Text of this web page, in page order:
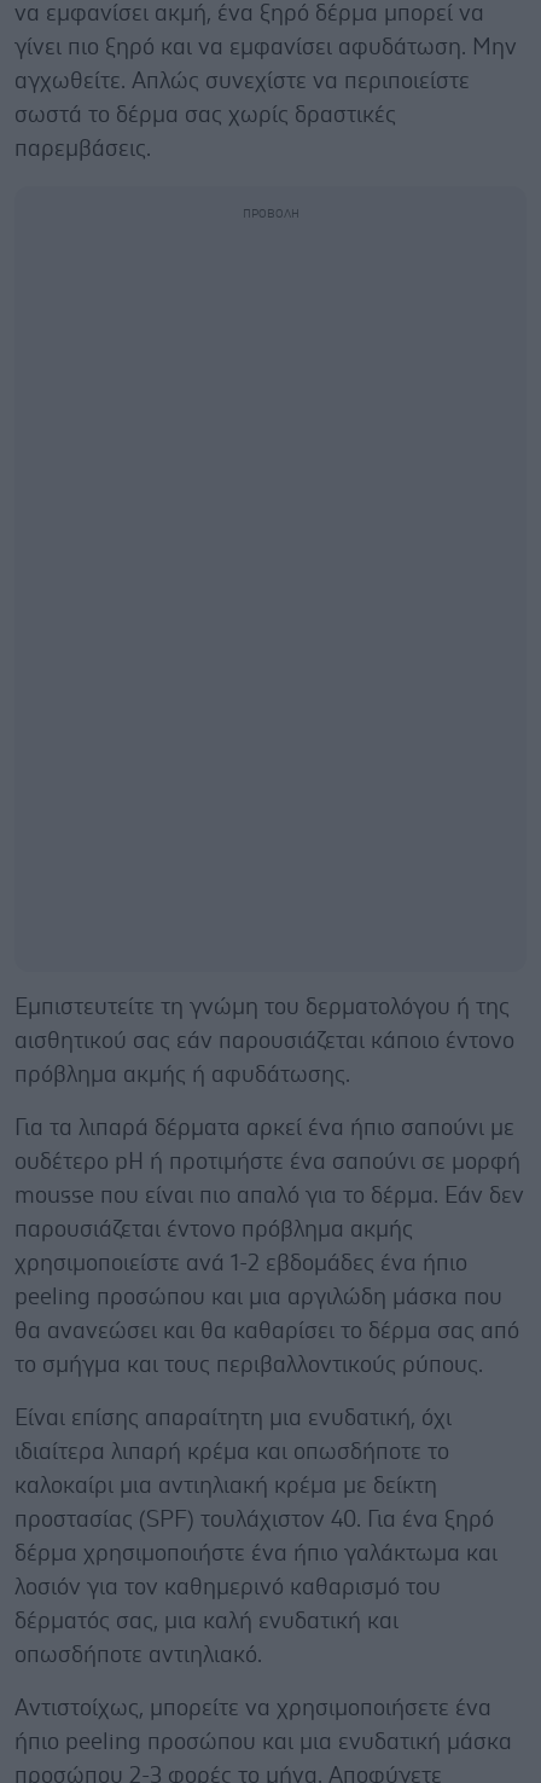
να εμφανίσει ακμή, ένα ξηρό δέρμα μπορεί να
γίνει πιο ξηρό και να εμφανίσει αφυδάτωση. Μην
αγχωθείτε. Απλώς συνεχίστε να περιποιείστε
σωστά το δέρμα σας χωρίς δραστικές
παρεμβάσεις.
Εμπιστευτείτε τη γνώμη του δερματολόγου ή της
αισθητικού σας εάν παρουσιάζεται κάποιο έντονο
πρόβλημα ακμής ή αφυδάτωσης.
Για τα λιπαρά δέρματα αρκεί ένα ήπιο σαπούνι με
ουδέτερο pH ή προτιμήστε ένα σαπούνι σε μορφή
mousse που είναι πιο απαλό για το δέρμα. Εάν δεν
παρουσιάζεται έντονο πρόβλημα ακμής
χρησιμοποιείστε ανά 1-2 εβδομάδες ένα ήπιο
peeling προσώπου και μια αργιλώδη μάσκα που
θα ανανεώσει και θα καθαρίσει το δέρμα σας από
το σμήγμα και τους περιβαλλοντικούς ρύπους.
Είναι επίσης απαραίτητη μια ενυδατική, όχι
ιδιαίτερα λιπαρή κρέμα και οπωσδήποτε το
καλοκαίρι μια αντιηλιακή κρέμα με δείκτη
προστασίας (SPF) τουλάχιστον 40. Για ένα ξηρό
δέρμα χρησιμοποιήστε ένα ήπιο γαλάκτωμα και
λοσιόν για τον καθημερινό καθαρισμό του
δέρματός σας, μια καλή ενυδατική και
οπωσδήποτε αντιηλιακό.
Αντιστοίχως, μπορείτε να χρησιμοποιήσετε ένα
ήπιο peeling προσώπου και μια ενυδατική μάσκα
προσώπου 2-3 φορές το μήνα. Αποφύγετε